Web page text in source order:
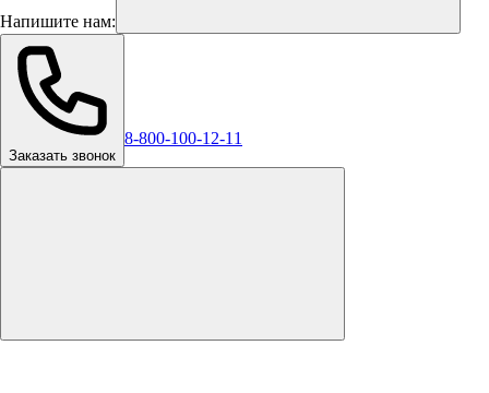
Напишите нам:
Заказать звонок
8-800-100-12-11